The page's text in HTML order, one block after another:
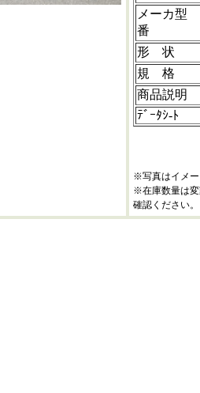
メーカ型
番
形 状
規 格
商品説
ﾃﾞｰﾀｼ-ﾄ
※写真はイメ
※在庫数量は変
確認ください。